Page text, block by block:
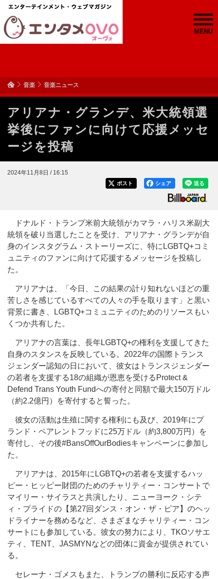
MENU
音楽 音楽ニュース
アリアナ・グランデ、米大統領選
挙後にファンに向けて応援メッセ
ージを投稿
2024年11月8日 / 16:15
送る
シェア
ポスト
ドナルド・トランプ米前大統領がカマラ・ハリス米副大
統領を破り当選したことを受け、アリアナ・グランデが自
身のインスタグラム・ストーリーズに、特にLGBTQ+コミ
ュニティのファンに向けて応援するメッセージを投稿し
た。
アリアナは、「今日、この結果の計り知れないほどの重
苦しさを感じているすべての人々の手を取ります」と黒い
背景に書き、LGBTQ+コミュニティのためのリソースもい
くつか共有した。
アリアナの言葉は、長年LGBTQ+の権利を支援してきた
自身のスタンスを反映している。2022年の国際トランス
ジェンダー認知の日において、彼女はトランスジェンダー
の若者を支援する18の組織が恩恵を受けるProtect &
Defend Trans Youth Fundへの寄付と同額で最大150万ドル
（約2.2億円）を寄付すると誓った。
彼女の活動は生殖に関する権利にも及び、2019年にプ
ランド・ペアレントフッドに25万ドル（約3,800万円）を
寄付し、その後#BansOffOurBodiesキャンペーンに参加し
た。
アリアナは、2015年にLGBTQ+の若者を支援するハッ
ピー・ヒッピー財団のためのチャリティー・コンサートで
マイリー・サイラスと共演したり、ニューヨーク・シテ
ィ・プライドの【第27回ダンス・オン・ザ・ピア】のヘッ
ドライナーを務めるなど、さまざまなチャリティー・コン
サートにも参加している。彼女の努力により、TKOソサエ
ティ、TENT、JASMYNなどの団体に資金が提供されてい
る。
セレーナ・ゴメスもまた、トランプの勝利に反応する声